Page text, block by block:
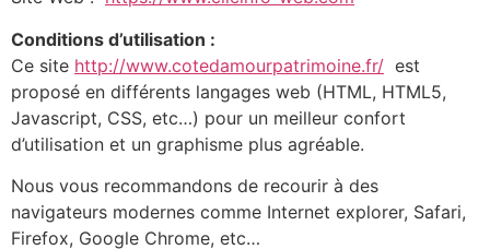
Conditions d’utilisation :
Ce site http://www.cotedamourpatrimoine.fr/ est
proposé en différents langages web (HTML, HTML5,
Javascript, CSS, etc…) pour un meilleur confort
d’utilisation et un graphisme plus agréable.
Nous vous recommandons de recourir à des
navigateurs modernes comme Internet explorer, Safari,
Firefox, Google Chrome, etc…